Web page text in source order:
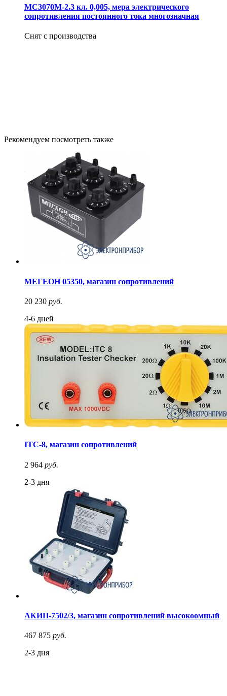
МС3070М-2.3 кл. 0,005, мера электрического
сопротивления постоянного тока многозначная
Снят с производства
Рекомендуем посмотреть также
МЕГЕОН 05350, магазин сопротивлений
20 230 руб.
4-6 дней
ITC-8, магазин сопротивлений
2 964 руб.
2-3 дня
АКИП-7502/3, магазин сопротивлений высокоомный
467 875 руб.
2-3 дня